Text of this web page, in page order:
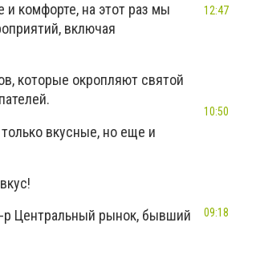
и комфорте, на этот раз мы
включая
которые окропляют святой
вкусные, но еще и
р Центральный рынок, бывший
12:47
10:50
09:18